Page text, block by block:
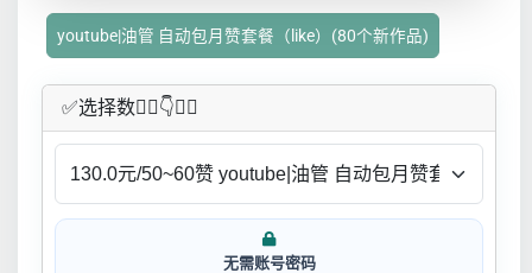
youtube|油管 自动包月赞套餐（like）(80个新作品)
✅​选择数👇🏻​​👇👇🏻​​
无需账号密码